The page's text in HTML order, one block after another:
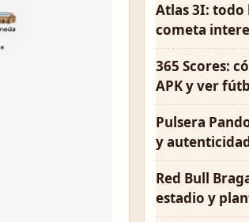
Atlas 3I: todo
cometa
365 Scores:
APK y ver
Pulsera
y
Red Bull
estadio y